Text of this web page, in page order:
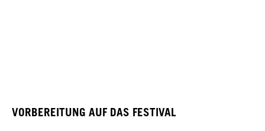
VORBEREITUNG AUF DAS FESTIVAL